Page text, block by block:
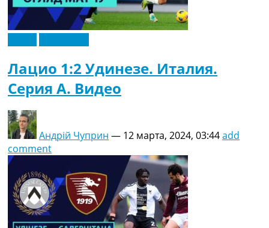
Лацио 1:2 Удинезе. Италия.
Серия A. Видео
Андрій Чуприн — 12 марта, 2024, 03:44add
comment